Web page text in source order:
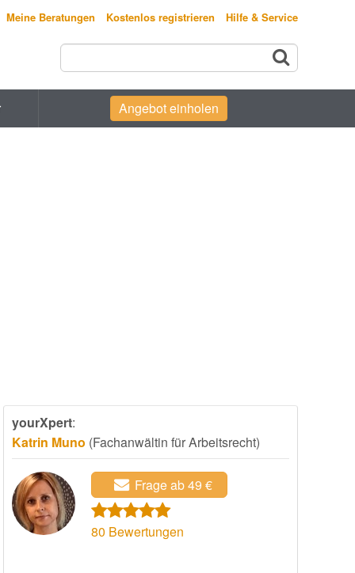
Meine Beratungen Kostenlos registrieren Hilfe & Service
Angebot einholen
yourXpert:
Katrin Muno (Fachanwältin für Arbeitsrecht)
Frage ab 49 €
80 Bewertungen